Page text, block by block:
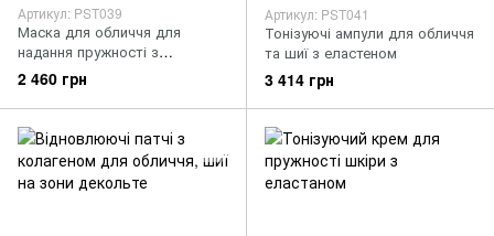
Артикул: PST039
Маска для обличчя для
надання пружності з
еластаном
2 460 грн
Артикул: PST041
Тонізуючі ампули для обличчя
та шиї з еластеном
3 414 грн